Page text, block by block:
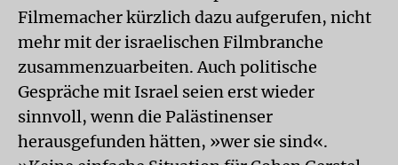
Filmemacher kürzlich dazu aufgerufen, nicht
mehr mit der israelischen Filmbranche
zusammenzuarbeiten. Auch politische
Gespräche mit Israel seien erst wieder
sinnvoll, wenn die Palästinenser
herausgefunden hätten, »wer sie sind«.